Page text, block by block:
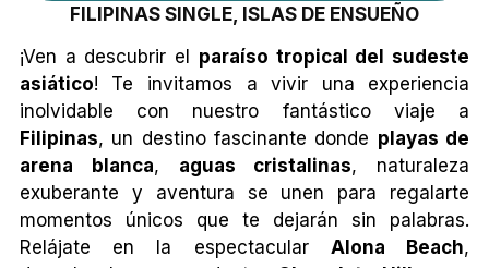
FILIPINAS SINGLE, ISLAS DE ENSUEÑO
¡Ven a descubrir el paraíso tropical del sudeste
asiático! Te invitamos a vivir una experiencia
inolvidable con nuestro fantástico viaje a
Filipinas, un destino fascinante donde playas de
arena blanca, aguas cristalinas, naturaleza
exuberante y aventura se unen para regalarte
momentos únicos que te dejarán sin palabras.
Relájate en la espectacular Alona Beach,